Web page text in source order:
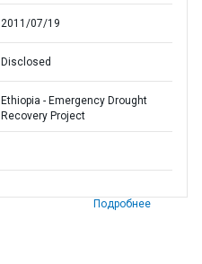
2011/07/19
Disclosed
Ethiopia - Emergency Drought
Recovery Project
Подробнее